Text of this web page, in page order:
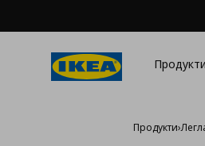
Продукти
Продукти›